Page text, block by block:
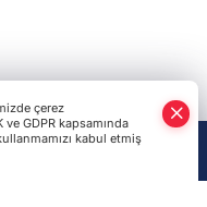
çerez
GDPR kapsamında
kabul etmiş